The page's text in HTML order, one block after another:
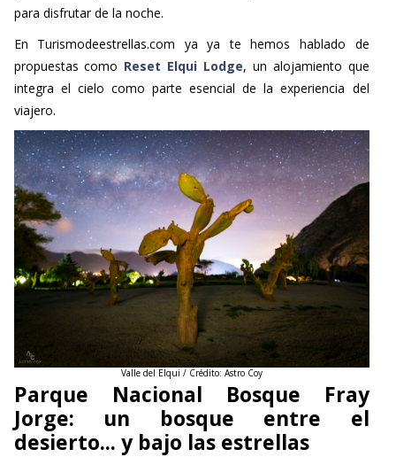
para disfrutar de la noche.
En Turismodeestrellas.com ya ya te hemos hablado de
propuestas como Reset Elqui Lodge, un alojamiento que
integra el cielo como parte esencial de la experiencia del
viajero.
Valle del Elqui / Crédito: Astro Coy
Parque Nacional Bosque Fray
Jorge: un bosque entre el
desierto... y bajo las estrellas